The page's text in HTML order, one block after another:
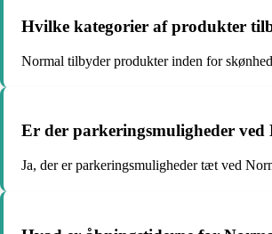
Hvilke kategorier af produkter
Normal tilbyder produkter inden for
Er der parkeringsmuligheder ved
Ja, der er parkeringsmuligheder tæt ved